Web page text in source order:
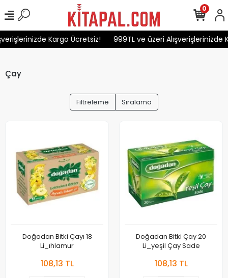
Kargo Ücretsiz! 999TL ve üzeri Alışverişlerinizde
0
Çay
Filtreleme Sıralama
Doğadan Bitki Çayı 18
Li_ıhlamur
108,13 TL
Doğadan Bitki Çay 20
Li_yeşil Çay Sade
108,13 TL